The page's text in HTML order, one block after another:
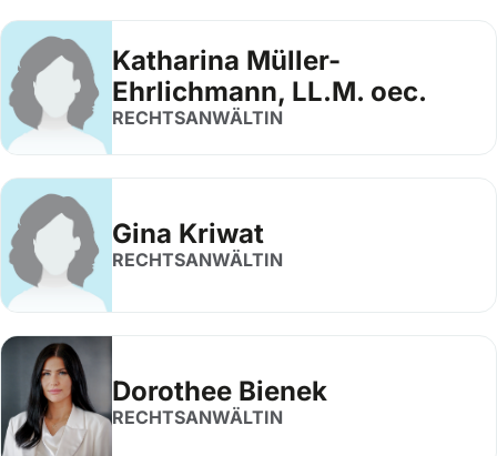
Katharina Müller-
Ehrlichmann, LL.M. oec.
RECHTSANWÄLTIN
Gina Kriwat
RECHTSANWÄLTIN
Dorothee Bienek
RECHTSANWÄLTIN